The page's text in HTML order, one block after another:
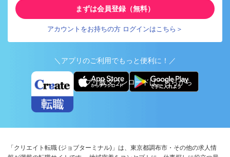
まずは会員登録（無料）
アカウントをお持ちの方 ログインはこちら＞
＼アプリのご利用でもっと便利に！／
アプリ版ダウンロードはこちらから
「クリエイト転職 (ジョブターミナル)」は、東京都調布市・その他の求人情